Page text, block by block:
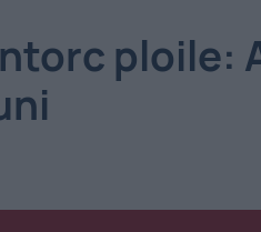
ploile: